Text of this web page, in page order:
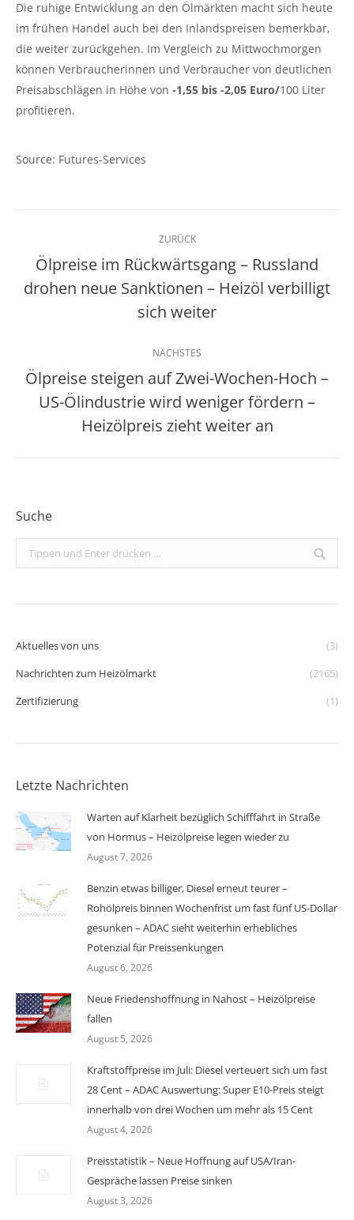
Die ruhige Entwicklung an den Ölmärkten macht sich heute
im frühen Handel auch bei den Inlandspreisen bemerkbar,
die weiter zurückgehen. Im Vergleich zu Mittwochmorgen
können Verbraucherinnen und Verbraucher von deutlichen
Preisabschlägen in Höhe von -1,55 bis -2,05 Euro/100 Liter
profitieren.
Source: Futures-Services
Kommentarnavigation
ZURÜCK
Vorheriger
Beitrag:
Ölpreise im Rückwärtsgang – Russland
drohen neue Sanktionen – Heizöl verbilligt
sich weiter
NÄCHSTES
Nächster
Beitrag:
Ölpreise steigen auf Zwei-Wochen-Hoch –
US-Ölindustrie wird weniger fördern –
Heizölpreis zieht weiter an
Suche
Search:
Aktuelles von uns
(3)
Nachrichten zum Heizölmarkt
(2165)
Zertifizierung
(1)
Letzte Nachrichten
Warten auf Klarheit bezüglich Schifffahrt in Straße
von Hormus – Heizölpreise legen wieder zu
August 7, 2026
Benzin etwas billiger, Diesel erneut teurer –
Rohölpreis binnen Wochenfrist um fast fünf US-Dollar
gesunken – ADAC sieht weiterhin erhebliches
Potenzial für Preissenkungen
August 6, 2026
Neue Friedenshoffnung in Nahost – Heizölpreise
fallen
August 5, 2026
Kraftstoffpreise im Juli: Diesel verteuert sich um fast
28 Cent – ADAC Auswertung: Super E10-Preis steigt
innerhalb von drei Wochen um mehr als 15 Cent
August 4, 2026
Preisstatistik – Neue Hoffnung auf USA/Iran-
Gespräche lassen Preise sinken
August 3, 2026